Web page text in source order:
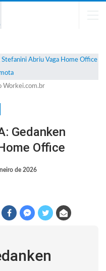
Workei.com.br
Gedanken
Office
de 2026